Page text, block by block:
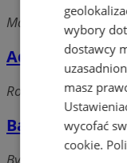
Magazynowa, 41-
Adamczyk J.
Rolnika, 41-800
Baszniak Jerzy
wybory
dostawcy
masz
wycofać
cookie.